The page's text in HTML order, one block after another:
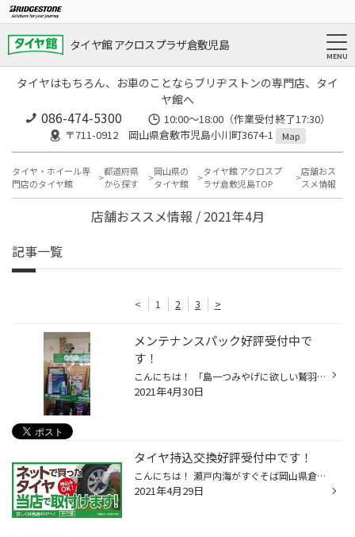
タイヤ館 アクロスプラザ倉敷児島
タイヤはもちろん、お車のことならブリヂストンの専門店、タイ
ヤ館へ
086-474-5300
10:00〜18:00（作業受付終了17:30）
〒711-0912 岡山県倉敷市児島小川町3674-1
Map
タイヤ・ホイール専
門店のタイヤ館
都道府県
から探す
岡山県の
タイヤ館
タイヤ館 アクロスプ
ラザ倉敷児島TOP
店舗おス
スメ情報
店舗おススメ情報 / 2021年4月
記事一覧
< 1 2 3 >
メンテナンスパック好評受付中で
す！
こんにちは！ 「島一つみやげに欲しい鷲羽山」という詩があるほど島がいっぱいな瀬戸内海が目の前の岡山県倉敷市児島にある タイヤ館 アクロスプラザ倉敷児島店スタッフのスマスです！ いつも当店のWebページをご覧いただきありがとうございます！ この詩は横溝正史が作者の金田一耕助シリーズの中...
2021年4月30日
タイヤ持込交換好評受付中です！
こんにちは！ 瀬戸内海がすぐそば岡山県倉敷市児島にあるタイヤ館 アクロスプラザ倉敷児島店スタッフのスマスです！ いつも当店のWebページをご覧頂きありがとうございます！ 児島では下津井タコや真鯛など多くの海の幸が釣れますよ！ さて皆様、最近インターネットが普及しなんでも手に入る時代に...
2021年4月29日